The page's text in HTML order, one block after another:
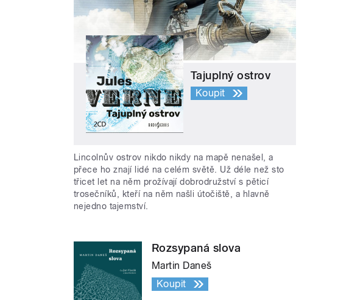
Tajuplný ostrov
Koupit
Lincolnův ostrov nikdo nikdy na mapě nenašel, a
přece ho znají lidé na celém světě. Už déle než sto
třicet let na něm prožívají dobrodružství s pěticí
trosečníků, kteří na něm našli útočiště, a hlavně
nejedno tajemství.
Rozsypaná slova
Martin Daneš
Koupit